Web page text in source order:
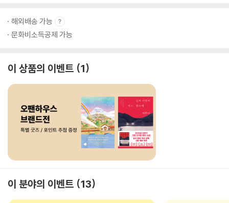
해외배송 가능
문화비소득공제 가능
이 상품의 이벤트 1
이 분야의 이벤트 13